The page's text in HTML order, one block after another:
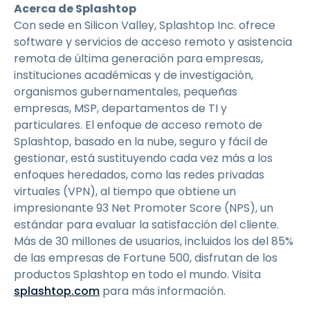
Acerca de Splashtop
Con sede en Silicon Valley, Splashtop Inc. ofrece
software y servicios de acceso remoto y asistencia
remota de última generación para empresas,
instituciones académicas y de investigación,
organismos gubernamentales, pequeñas
empresas, MSP, departamentos de TI y
particulares. El enfoque de acceso remoto de
Splashtop, basado en la nube, seguro y fácil de
gestionar, está sustituyendo cada vez más a los
enfoques heredados, como las redes privadas
virtuales (VPN), al tiempo que obtiene un
impresionante 93 Net Promoter Score (NPS), un
estándar para evaluar la satisfacción del cliente.
Más de 30 millones de usuarios, incluidos los del 85%
de las empresas de Fortune 500, disfrutan de los
productos Splashtop en todo el mundo. Visita
splashtop.com para más información.